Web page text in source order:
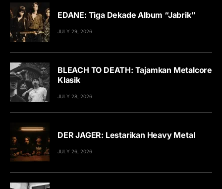
EDANE: Tiga Dekade Album “Jabrik”
JULY 29, 2026
BLEACH TO DEATH: Tajamkan Metalcore
Klasik
JULY 28, 2026
DER JAGER: Lestarikan Heavy Metal
JULY 26, 2026